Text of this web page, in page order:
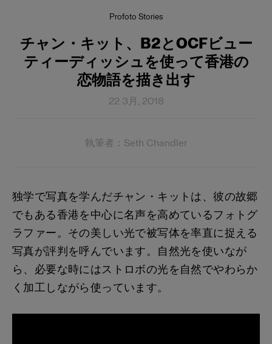
Profoto Stories
チャン・キット、B2とOCFビュー
ティーディッシュを使って香港の
恋物語を描き出す
22 3月, 2018
執筆者：Seth Chandler
独学で写真を学んだチャン・キットは、彼の故郷
でもある香港を中心に名声を高めているフォトグ
ラファー。その美しい光で被写体を率直に捉える
写真が評判を呼んでいます。自然光を使いなが
ら、必要な時にはストロボの光を自然でやわらか
く加工しながら使っています。